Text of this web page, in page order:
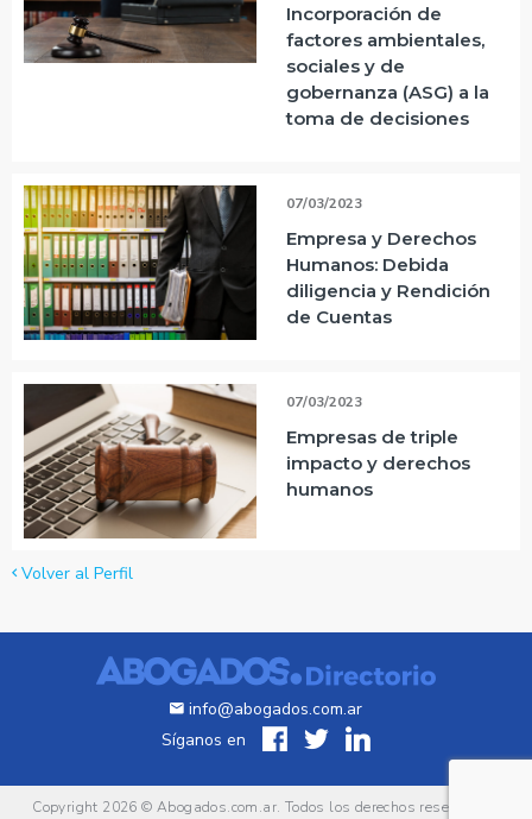
Incorporación de
factores ambientales,
sociales y de
gobernanza (ASG) a la
toma de decisiones
07/03/2023
Empresa y Derechos
Humanos: Debida
diligencia y Rendición
de Cuentas
07/03/2023
Empresas de triple
impacto y derechos
humanos
Volver al Perfil
info@abogados.com.ar
Síganos en
Copyright 2026 © Abogados.com.ar. Todos los derechos reservados.